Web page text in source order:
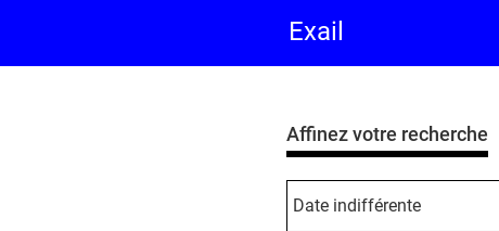
Affinez votre recherche